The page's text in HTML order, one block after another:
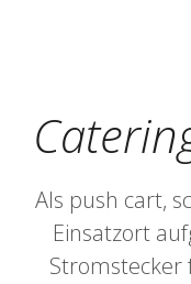
Als push cart,
Einsatzort
Stromstecker